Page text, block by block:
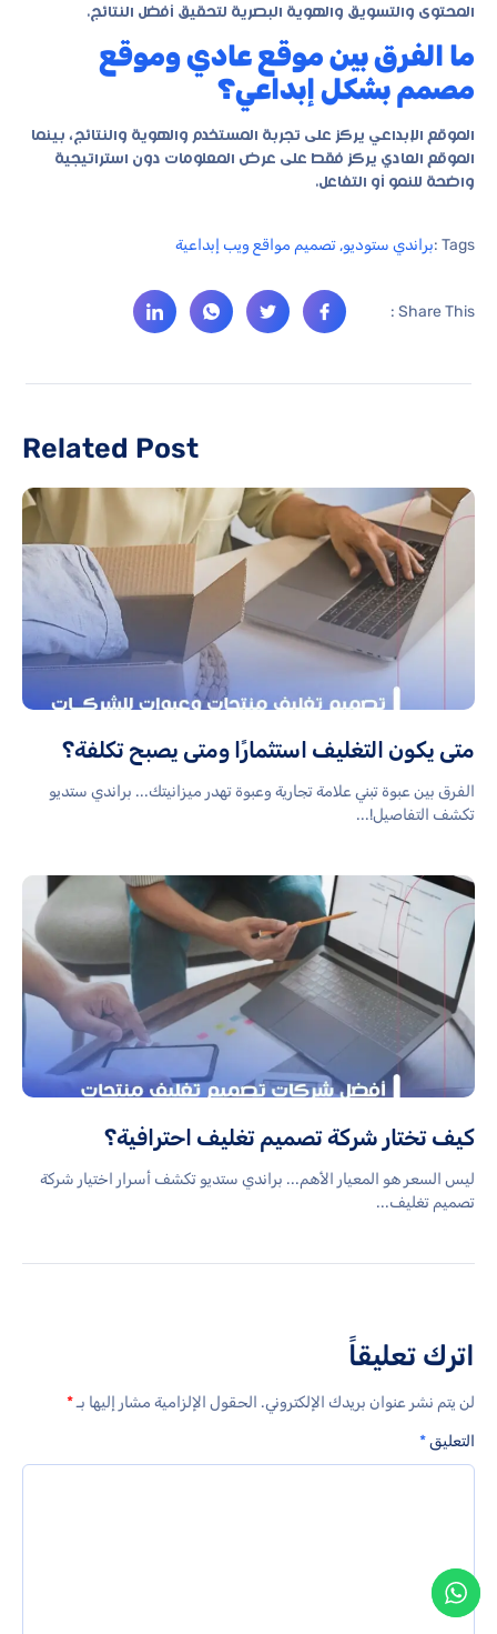
المحتوى والتسويق والهوية البصرية لتحقيق أفضل النتائج.
ما الفرق بين موقع عادي وموقع
مصمم بشكل إبداعي؟
الموقع الإبداعي يركز على تجربة المستخدم والهوية والنتائج، بينما
الموقع العادي يركز فقط على عرض المعلومات دون استراتيجية
واضحة للنمو أو التفاعل.
Tags : براندي ستوديو, تصميم مواقع ويب إبداعية
Share This :
Related Post
متى يكون التغليف استثمارًا ومتى يصبح تكلفة؟
الفرق بين عبوة تبني علامة تجارية وعبوة تهدر ميزانيتك... براندي ستديو
تكشف التفاصيل!...
كيف تختار شركة تصميم تغليف احترافية؟
ليس السعر هو المعيار الأهم... براندي ستديو تكشف أسرار اختيار شركة
تصميم تغليف...
اترك تعليقاً
لن يتم نشر عنوان بريدك الإلكتروني. الحقول الإلزامية مشار إليها بـ*
التعليق*